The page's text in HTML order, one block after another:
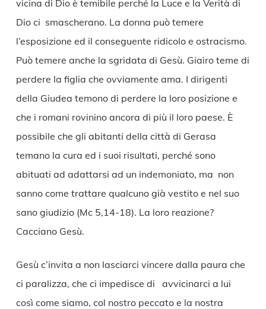
vicina di Dio è temibile perché la Luce e la Verità di
Dio ci smascherano. La donna può temere
l’esposizione ed il conseguente ridicolo e ostracismo.
Può temere anche la sgridata di Gesù. Giairo teme di
perdere la figlia che ovviamente ama. I dirigenti
della Giudea temono di perdere la loro posizione e
che i romani rovinino ancora di più il loro paese. È
possibile che gli abitanti della città di Gerasa
temano la cura ed i suoi risultati, perché sono
abituati ad adattarsi ad un indemoniato, ma non
sanno come trattare qualcuno già vestito e nel suo
sano giudizio (Mc 5,14-18). La loro reazione?
Cacciano Gesù.
Gesù c’invita a non lasciarci vincere dalla paura che
ci paralizza, che ci impedisce di avvicinarci a lui
così come siamo, col nostro peccato e la nostra